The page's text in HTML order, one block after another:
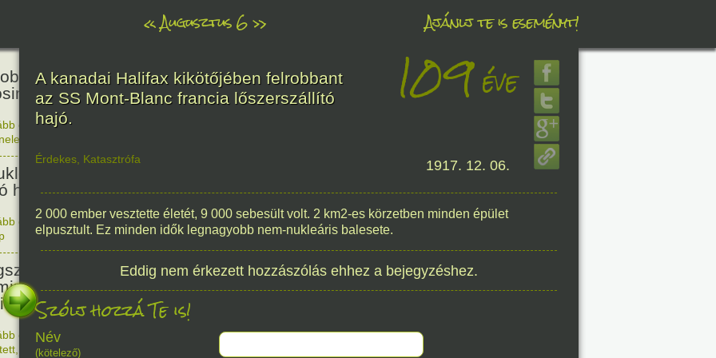
«Augusztus 6» Ajánlj te is eseményt!
az első atombombát
81
olvasom|Nincs hozzászólás, szólj hozzá!
fegyverek betiltásáért
harc világnapja
48éve
olvasom| Nincs hozzászólás, szólj hozzá!
1978. 08. 06.
Sir Alexander
Nobel-díjas angol orvos, a
felfedezője.
145éve
olvasom
1 hozzászólás, szólj Te is hozzá!
Alkotás
A kanadai Halifax kikötőjében felrobbant
az SS Mont-Blanc francia lőszerszállító
hajó.
109éve
Érdekes Katasztrófa 1917. 12. 06.
2 000 ember vesztette életét, 9 000 sebesült volt. 2 km2-es körzetben minden épület
elpusztult. Ez minden idők legnagyobb nem-nukleáris balesete.
Eddig nem érkezett hozzászólás ehhez a bejegyzéshez.
Szólj hozzá Te is!
Név
(kötelező)